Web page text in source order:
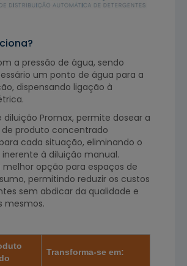
a pressão de água, sendo
um ponto de água para a
dispensando ligação à
diluição Promax, permite dosear a
produto concentrado
cada situação, eliminando o
à diluição manual.
melhor opção para espaços de
permitindo reduzir os custos
sem abdicar da qualidade e
mesmos.
Transforma-se em: